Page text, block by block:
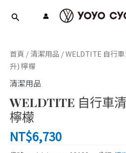
首頁 /清潔用品 / WELDTITE 自行
升) 檸檬
清潔用品
WELDTITE 自行車
檸檬
NT$6,730